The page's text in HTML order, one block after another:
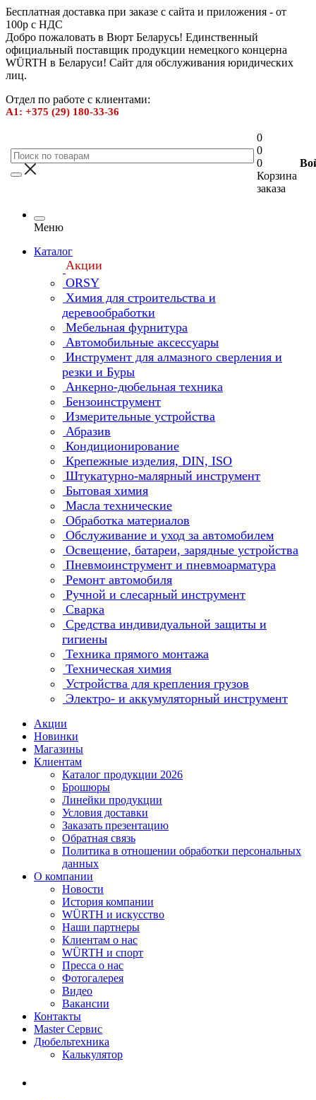
Бесплатная доставка при заказе с сайта и приложения - от
100р с НДС
Добро пожаловать в Вюрт Беларусь! Единственный
официальный поставщик продукции немецкого концерна
WÜRTH в Беларуси! Сайт для обслуживания юридических
лиц.
Отдел по работе с клиентами:
А1: +375 (29) 180-33-36
0
0
0
Корзина
заказа
Меню
Каталог
Акции
ORSY
Химия для строительства и
деревообработки
Мебельная фурнитура
Автомобильные аксессуары
Инструмент для алмазного сверления и
резки и Буры
Анкерно-дюбельная техника
Бензоинструмент
Измерительные устройства
Абразив
Кондиционирование
Крепежные изделия, DIN, ISO
Штукатурно-малярный инструмент
Бытовая химия
Масла технические
Обработка материалов
Обслуживание и уход за автомобилем
Освещение, батареи, зарядные устройства
Пневмоинструмент и пневмоарматура
Ремонт автомобиля
Ручной и слесарный инструмент
Сварка
Средства индивидуальной защиты и
гигиены
Техника прямого монтажа
Техническая химия
Устройства для крепления грузов
Электро- и аккумуляторный инструмент
Акции
Новинки
Магазины
Клиентам
Каталог продукции 2026
Брошюры
Линейки продукции
Условия доставки
Заказать презентацию
Обратная связь
Политика в отношении обработки персональных
данных
О компании
Новости
История компании
WÜRTH и искусство
Наши партнеры
Клиентам о нас
WÜRTH и спорт
Пресса о нас
Фотогалерея
Видео
Вакансии
Контакты
Master Сервис
Дюбельтехника
Калькулятор